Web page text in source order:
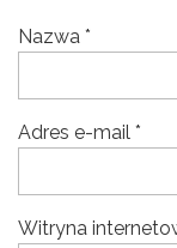
Nazwa *
Adres e-mail *
Witryna